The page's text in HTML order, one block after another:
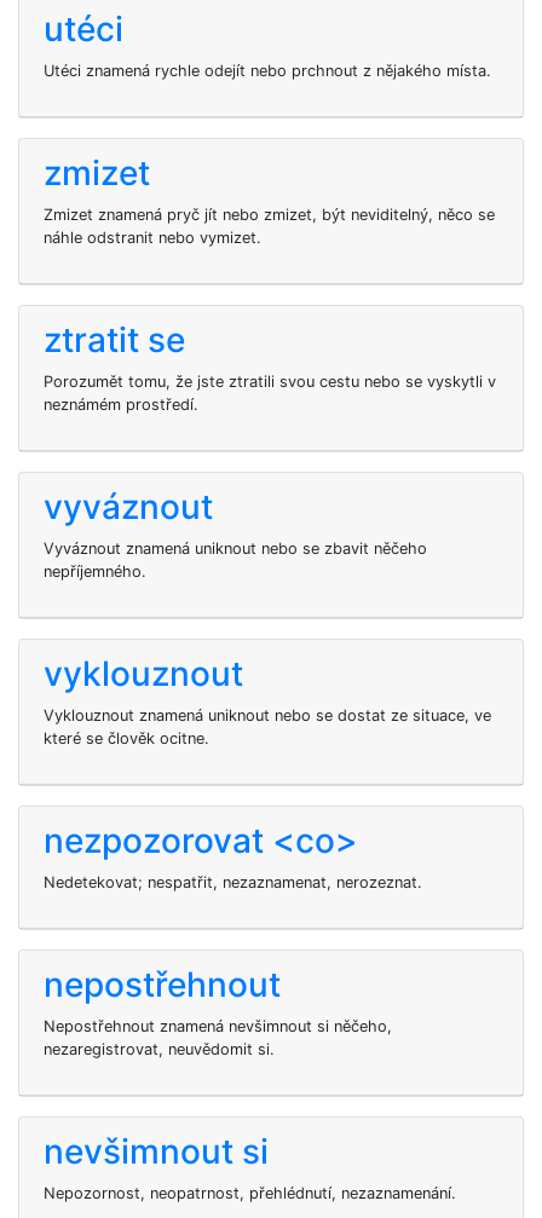
utéci
Utéci znamená rychle odejít nebo prchnout z nějakého místa.
zmizet
Zmizet znamená pryč jít nebo zmizet, být neviditelný, něco se
náhle odstranit nebo vymizet.
ztratit se
Porozumět tomu, že jste ztratili svou cestu nebo se vyskytli v
neznámém prostředí.
vyváznout
Vyváznout znamená uniknout nebo se zbavit něčeho
nepříjemného.
vyklouznout
Vyklouznout znamená uniknout nebo se dostat ze situace, ve
které se člověk ocitne.
nezpozorovat <co>
Nedetekovat; nespatřit, nezaznamenat, nerozeznat.
nepostřehnout
Nepostřehnout znamená nevšimnout si něčeho,
nezaregistrovat, neuvědomit si.
nevšimnout si
Nepozornost, neopatrnost, přehlédnutí, nezaznamenání.